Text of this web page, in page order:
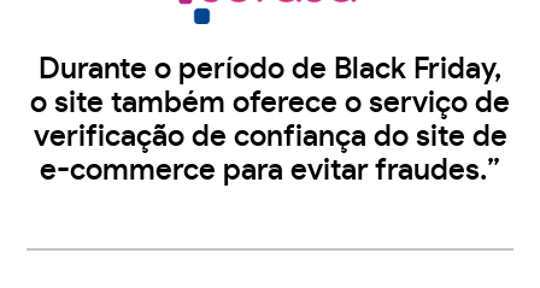
Durante o período de Black Friday,
o site também oferece o serviço de
verificação de confiança do site de
e-commerce para evitar fraudes.”